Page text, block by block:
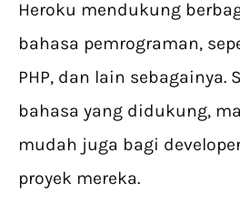
Heroku mendukung
bahasa pemrograman,
PHP, dan lain sebagainya.
bahasa yang didukung,
mudah juga bagi
proyek mereka.